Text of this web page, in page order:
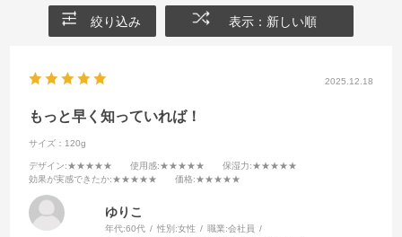
絞り込み 表示：新しい順
2025.12.18
もっと早く知っていれば！
サイズ：120g
デザイン:★★★★★ 使用感:★★★★★ 保湿力:★★★★★
効果が実感できたか:★★★★★ 価格:★★★★★
ゆりこ
年代:60代 性別:女性 職業:会社員